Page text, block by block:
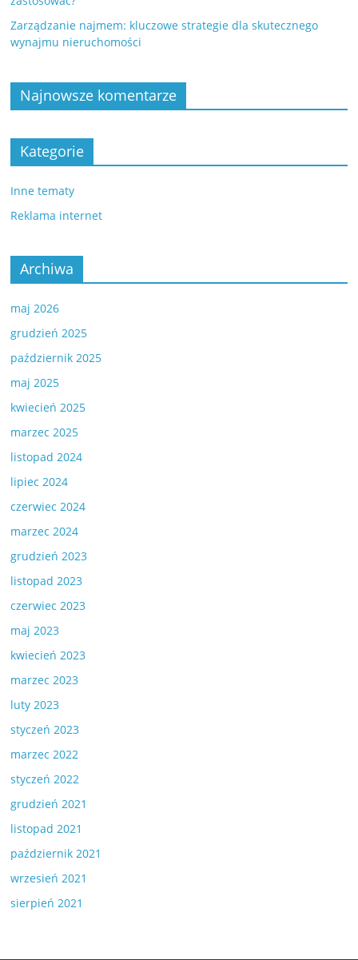
Zarządzanie najmem: kluczowe strategie dla skutecznego
wynajmu nieruchomości
Najnowsze komentarze
Kategorie
Inne tematy
Reklama internet
Archiwa
maj 2026
grudzień 2025
październik 2025
maj 2025
kwiecień 2025
marzec 2025
listopad 2024
lipiec 2024
czerwiec 2024
marzec 2024
grudzień 2023
listopad 2023
czerwiec 2023
maj 2023
kwiecień 2023
marzec 2023
luty 2023
styczeń 2023
marzec 2022
styczeń 2022
grudzień 2021
listopad 2021
październik 2021
wrzesień 2021
sierpień 2021